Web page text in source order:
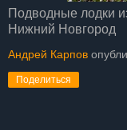
Подводные лодки
Нижний Новгород
Андрей Карпов
Поделиться